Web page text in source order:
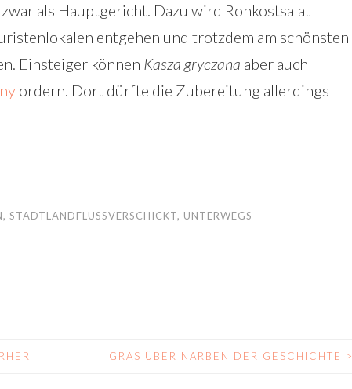
als Hauptgericht. Dazu wird Rohkostsalat
entgehen und trotzdem am schönsten
Einsteiger können Kasza gryczana aber auch
ordern. Dort dürfte die Zubereitung allerdings
, STADTLANDFLUSSVERSCHICKT, UNTERWEGS
GRAS ÜBER NARBEN DER GESCHICHTE >